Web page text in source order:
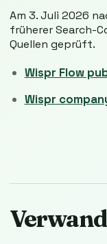
Am 3. Juli 2026
früherer Search-
Quellen geprüft.
Wispr Flow
Wispr